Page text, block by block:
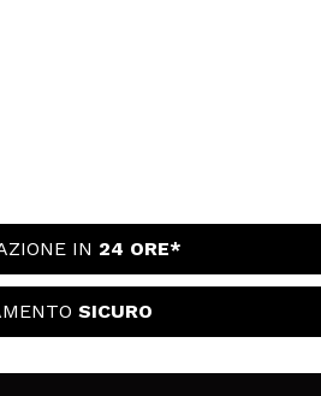
IN 24 ORE*
SICURO